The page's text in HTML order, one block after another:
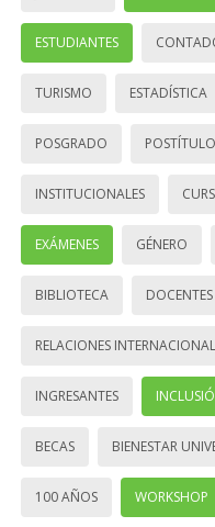
ESTUDIANTES
TURISMO ESTADÍSTICA
POSGRADO
INSTITUCIONALES
EXÁMENES GÉNERO
BIBLIOTECA DOCENTES
RELACIONES
INGRESANTES
BECAS BIENESTAR
100 AÑOS WORKSHOP